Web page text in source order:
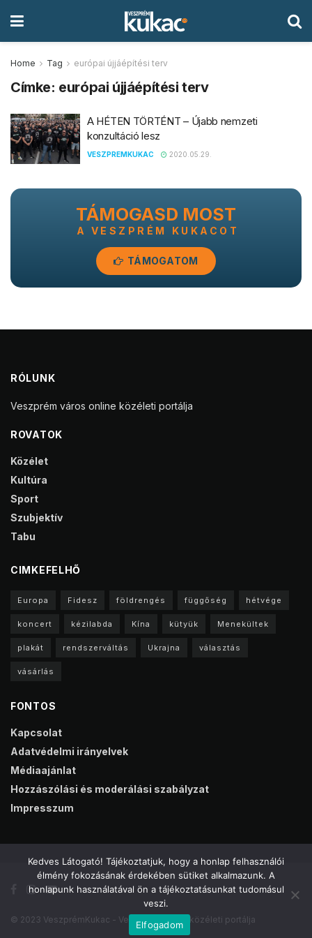
Home Tag európai újjáépítési terv
Címke: európai újjáépítési terv
A HÉTEN TÖRTÉNT – Újabb nemzeti
konzultáció lesz
VESZPREMKUKAC 2020.05.29.
TÁMOGASD MOST
A VESZPRÉM KUKACOT
TÁMOGATOM
RÓLUNK
Veszprém város online közéleti portálja
ROVATOK
Közélet
Kultúra
Sport
Szubjektív
Tabu
CIMKEFELHŐ
Europa Fidesz földrengés függőség hétvége
koncert kézilabda Kína kütyük Menekültek
plakát rendszerváltás Ukrajna választás
vásárlás
FONTOS
Kapcsolat
Adatvédelmi irányelvek
Médiaajánlat
Hozzászólási és moderálási szabályzat
Impresszum
© 2023 VeszprémKukac - Veszprém online közéleti portálja
Kedves Látogató! Tájékoztatjuk, hogy a honlap felhasználói
élmény fokozásának érdekében sütiket alkalmazunk. A
honlapunk használatával ön a tájékoztatásunkat tudomásul
veszi.
Elfogadom